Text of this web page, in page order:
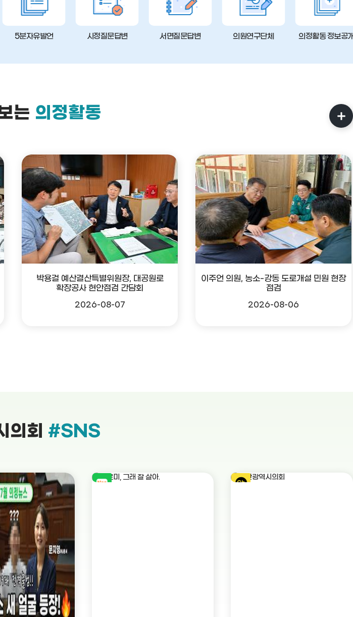
5분자유발언 시정질문답변 서면질문답변 의원연구단체 의정활동 정보공
는 의정활동
박용걸 예산결산특별위원장, 대공원로
확장공사 현안점검 간담회
2026-08-07
이주언 의원, 농소-강동 도로개설 민원 현장
점검
2026-08-06
의회 #SNS